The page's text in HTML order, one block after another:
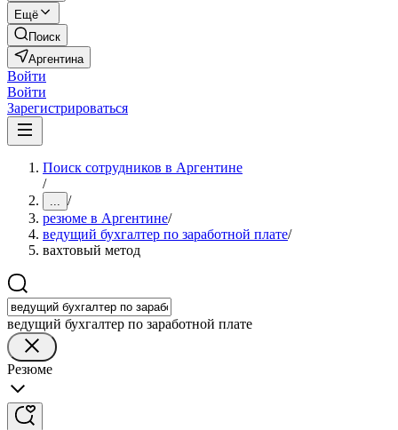
Ещё
Поиск
Аргентина
Войти
Войти
Зарегистрироваться
Поиск сотрудников в Аргентине
/
... /
резюме в Аргентине/
ведущий бухгалтер по заработной плате/
вахтовый метод
ведущий бухгалтер по заработной плате
Резюме